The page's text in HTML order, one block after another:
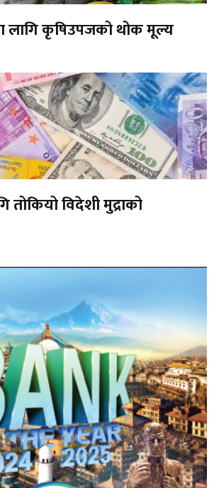
कृषिउपजको थोक मूल्य
तोकियो विदेशी मुद्राको